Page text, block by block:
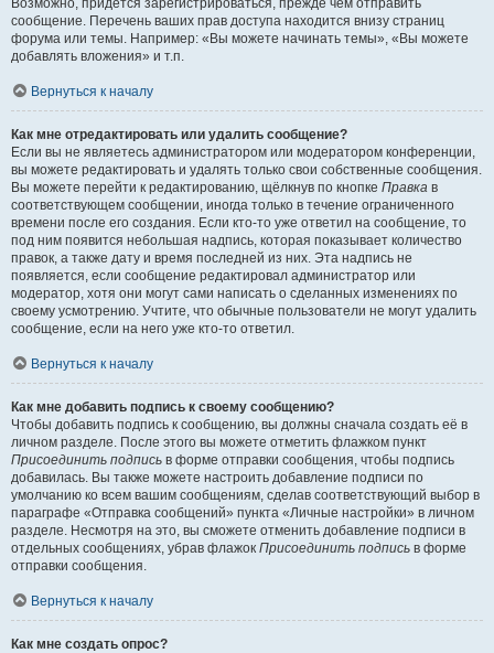
Возможно, придётся зарегистрироваться, прежде чем отправить
сообщение. Перечень ваших прав доступа находится внизу страниц
форума или темы. Например: «Вы можете начинать темы», «Вы можете
добавлять вложения» и т.п.
Вернуться к началу
Как мне отредактировать или удалить сообщение?
Если вы не являетесь администратором или модератором конференции,
вы можете редактировать и удалять только свои собственные сообщения.
Вы можете перейти к редактированию, щёлкнув по кнопке Правка в
соответствующем сообщении, иногда только в течение ограниченного
времени после его создания. Если кто-то уже ответил на сообщение, то
под ним появится небольшая надпись, которая показывает количество
правок, а также дату и время последней из них. Эта надпись не
появляется, если сообщение редактировал администратор или
модератор, хотя они могут сами написать о сделанных изменениях по
своему усмотрению. Учтите, что обычные пользователи не могут удалить
сообщение, если на него уже кто-то ответил.
Вернуться к началу
Как мне добавить подпись к своему сообщению?
Чтобы добавить подпись к сообщению, вы должны сначала создать её в
личном разделе. После этого вы можете отметить флажком пункт
Присоединить подпись в форме отправки сообщения, чтобы подпись
добавилась. Вы также можете настроить добавление подписи по
умолчанию ко всем вашим сообщениям, сделав соответствующий выбор в
параграфе «Отправка сообщений» пункта «Личные настройки» в личном
разделе. Несмотря на это, вы сможете отменить добавление подписи в
отдельных сообщениях, убрав флажок Присоединить подпись в форме
отправки сообщения.
Вернуться к началу
Как мне создать опрос?